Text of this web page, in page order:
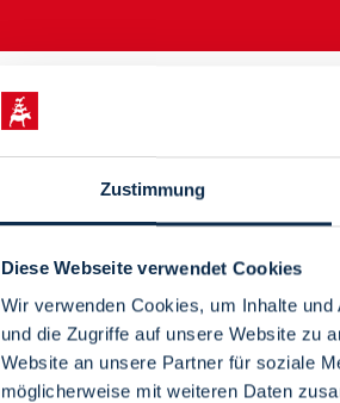
Zustimmung
Diese Webseite verwendet Cookies
Wir verwenden Cookies, um Inhalte
und die Zugriffe auf unsere Website zu
Website an unsere Partner für soziale
möglicherweise mit weiteren Daten